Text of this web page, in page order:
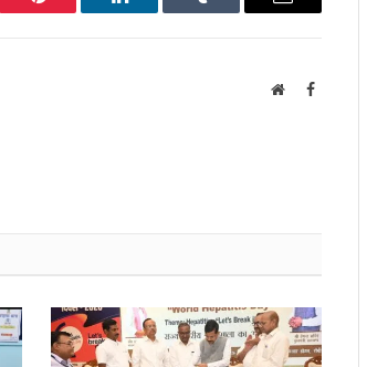
Pinterest LinkedIn Tumblr Email
WebsiteFacebook